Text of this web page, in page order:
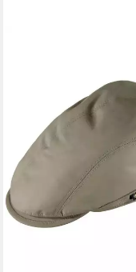
lieferbar - in 2-3 Werktagen